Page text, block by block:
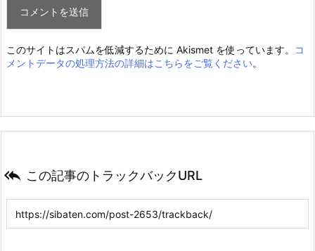
このサイトはスパムを低減するために Akismet を使っています。
コ
メントデータの処理方法の詳細はこちらをご覧ください。
 この記事のトラックバックURL